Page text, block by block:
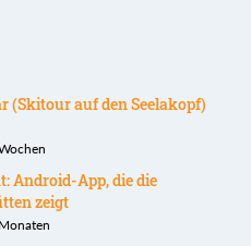
(Skitour auf den Seelakopf)
Android-App, die die
zeigt